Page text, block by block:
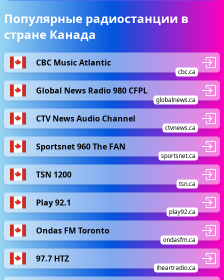
Популярные радиостанции в
стране Канада
CBC Music Atlantic
cbc.ca
Global News Radio 980 CFPL
globalnews.ca
CTV News Audio Channel
ctvnews.ca
Sportsnet 960 The FAN
sportsnet.ca
TSN 1200
tsn.ca
Play 92.1
play92.ca
Ondas FM Toronto
ondasfm.ca
97.7 HTZ
iheartradio.ca